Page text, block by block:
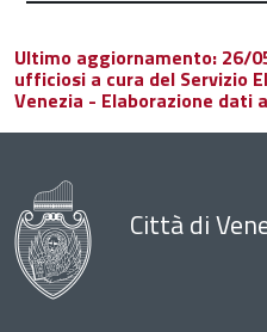
Ultimo aggiornamento: 26/
ufficiosi a cura del Servizio
Venezia - Elaborazione dati
Città di